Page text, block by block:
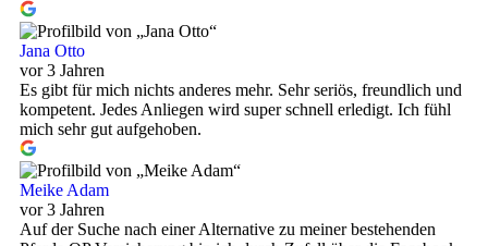
Jana Otto
vor 3 Jahren
Es gibt für mich nichts anderes mehr. Sehr seriös, freundlich und
kompetent. Jedes Anliegen wird super schnell erledigt. Ich fühl
mich sehr gut aufgehoben.
Meike Adam
vor 3 Jahren
Auf der Suche nach einer Alternative zu meiner bestehenden